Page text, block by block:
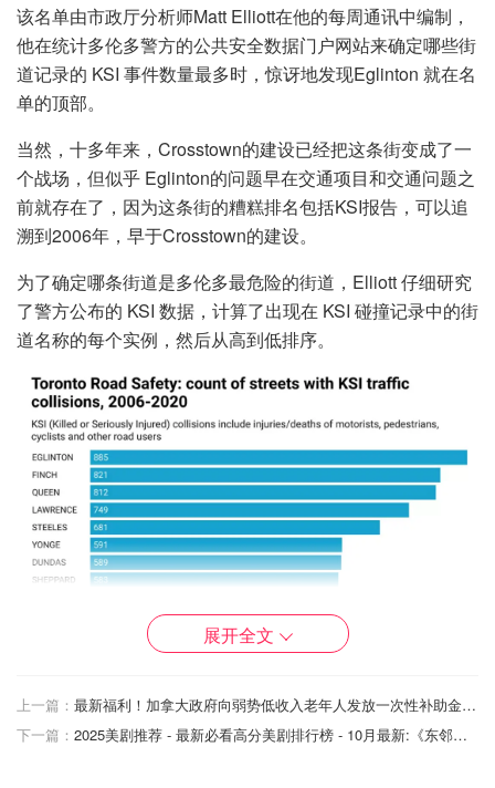
该名单由市政厅分析师Matt Elliott在他的每周通讯中编制，
他在统计多伦多警方的公共安全数据门户网站来确定哪些街
道记录的 KSI 事件数量最多时，惊讶地发现Eglinton 就在名
单的顶部。
当然，十多年来，Crosstown的建设已经把这条街变成了一
个战场，但似乎 Eglinton的问题早在交通项目和交通问题之
前就存在了，因为这条街的糟糕排名包括KSI报告，可以追
溯到2006年，早于Crosstown的建设。
为了确定哪条街道是多伦多最危险的街道，Elliott 仔细研究
了警方公布的 KSI 数据，计算了出现在 KSI 碰撞记录中的街
道名称的每个实例，然后从高到低排序。
展开全文
上一篇：
最新福利！加拿大政府向弱势低收入老年人发放一次性补助金，211,000人受益！无需申请，4月19日自动到账！
下一篇：
2025美剧推荐 - 最新必看高分美剧排行榜 - 10月最新:《东邻西舍》第七季